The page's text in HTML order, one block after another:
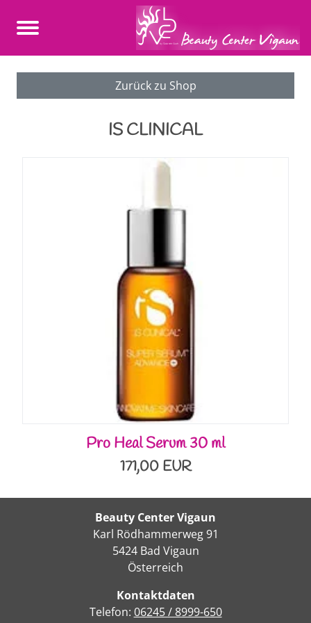
Zurück zu Shop
IS CLINICAL
Pro Heal Serum 30 ml
171,00 EUR
Beauty Center Vigaun
Karl Rödhammerweg 91
5424 Bad Vigaun
Österreich
Kontaktdaten
Telefon: 06245 / 8999-650